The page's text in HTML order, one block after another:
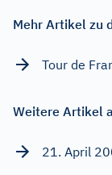
Mehr Artikel zu
Tour de
Weitere Artikel
21. April